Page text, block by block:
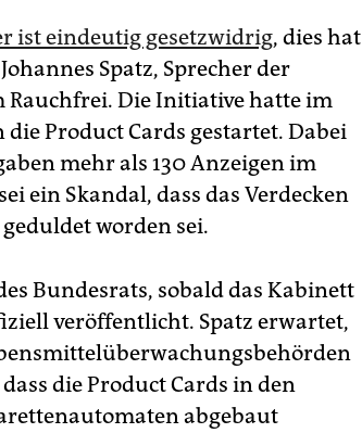
ist eindeutig gesetzwidrig, dies hat
Spatz, Sprecher der
Die Initiative hatte im
Product Cards gestartet. Dabei
mehr als 130 Anzeigen im
ein Skandal, dass das Verdecken
worden sei.
Bundesrats, sobald das Kabinett
veröffentlicht. Spatz erwartet,
die Product Cards in den
abgebaut